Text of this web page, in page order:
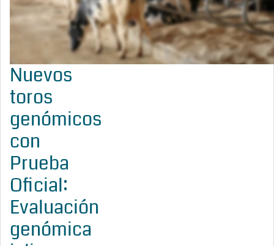
Nuevos
toros
genómicos
con
Prueba
Oficial:
Evaluación
genómica